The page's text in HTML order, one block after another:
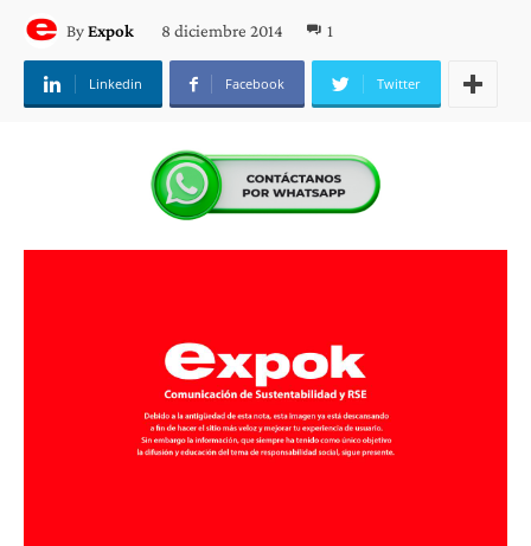
ByExpok 8 diciembre 2014 1
Linkedin Facebook Twitter